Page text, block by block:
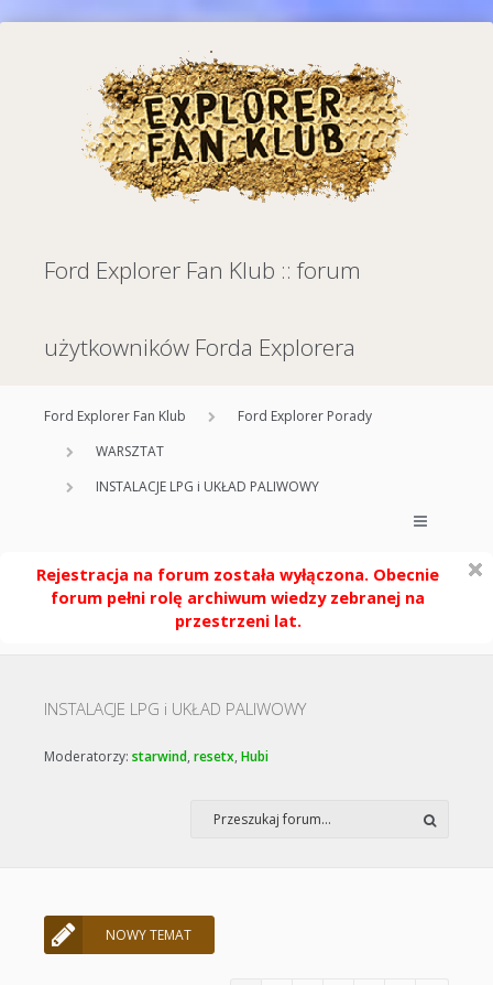
Ford Explorer Fan Klub :: forum
użytkowników Forda Explorera
Ford Explorer Fan Klub
Ford Explorer Porady
WARSZTAT
INSTALACJE LPG i UKŁAD PALIWOWY
Rejestracja na forum została wyłączona. Obecnie
forum pełni rolę archiwum wiedzy zebranej na
przestrzeni lat.
INSTALACJE LPG i UKŁAD PALIWOWY
Moderatorzy: starwind, resetx, Hubi
NOWY TEMAT